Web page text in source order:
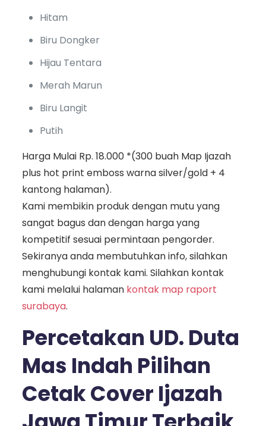
Hitam
Biru Dongker
Hijau Tentara
Merah Marun
Biru Langit
Putih
Harga Mulai Rp. 18.000 *(300 buah Map Ijazah
plus hot print emboss warna silver/gold + 4
kantong halaman).
Kami membikin produk dengan mutu yang
sangat bagus dan dengan harga yang
kompetitif sesuai permintaan pengorder.
Sekiranya anda membutuhkan info, silahkan
menghubungi kontak kami. Silahkan kontak
kami melalui halaman kontak map raport
surabaya.
Percetakan UD. Duta
Mas Indah Pilihan
Cetak Cover Ijazah